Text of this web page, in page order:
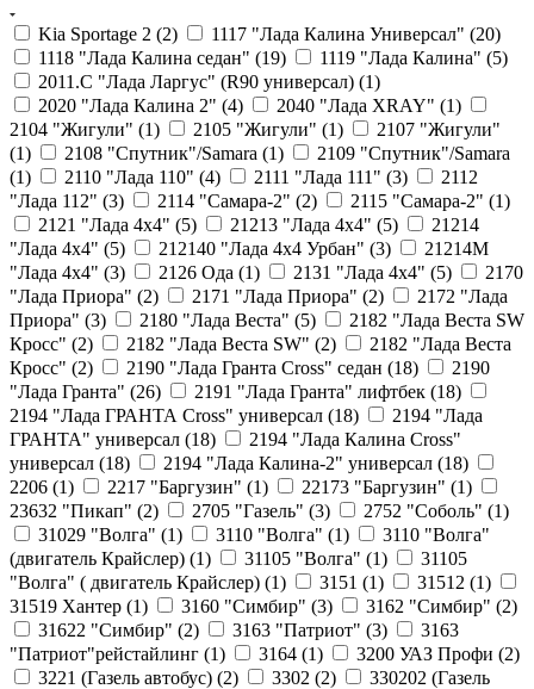
Kia Sportage 2 (2) 1117 "Лада Калина Универсал" (20)
1118 "Лада Калина седан" (19) 1119 "Лада Калина" (5)
2011.С "Лада Ларгус" (R90 универсал) (1)
2020 "Лада Калина 2" (4) 2040 "Лада ХRAY" (1)
2104 "Жигули" (1) 2105 "Жигули" (1)
2107 "Жигули"
(1) 2108 "Cпутник"/Samara (1)
2109 "Спутник"/Samara
(1) 2110 "Лада 110" (4) 2111 "Лада 111" (3)
2112
"Лада 112" (3) 2114 "Самара-2" (2) 2115 "Самара-2" (1)
2121 "Лада 4х4" (5) 21213 "Лада 4х4" (5)
21214
"Лада 4х4" (5) 212140 "Лада 4х4 Урбан" (3)
21214М
"Лада 4х4" (3) 2126 Ода (1) 2131 "Лада 4х4" (5)
2170
"Лада Приора" (2) 2171 "Лада Приора" (2)
2172 "Лада
Приора" (3) 2180 "Лада Веста" (5)
2182 "Лада Веста SW
Кросс" (2) 2182 "Лада Веста SW" (2)
2182 "Лада Веста
Кросс" (2) 2190 "Лада Гранта Cross" седан (18)
2190
"Лада Гранта" (26) 2191 "Лада Гранта" лифтбек (18)
2194 "Лада ГРАНТА Cross" универсал (18)
2194 "Лада
ГРАНТА" универсал (18)
2194 "Лада Калина Cross"
универсал (18) 2194 "Лада Калина-2" универсал (18)
2206 (1) 2217 "Баргузин" (1) 22173 "Баргузин" (1)
23632 "Пикап" (2) 2705 "Газель" (3) 2752 "Соболь" (1)
31029 "Волга" (1) 3110 "Волга" (1)
3110 "Волга"
(двигатель Крайслер) (1) 31105 "Волга" (1)
31105
"Волга" ( двигатель Крайслер) (1) 3151 (1) 31512 (1)
31519 Хантер (1) 3160 "Симбир" (3) 3162 "Симбир" (2)
31622 "Симбир" (2) 3163 "Патриот" (3)
3163
"Патриот"рейстайлинг (1) 3164 (1) 3200 УАЗ Профи (2)
3221 (Газель автобус) (2) 3302 (2)
330202 (Газель